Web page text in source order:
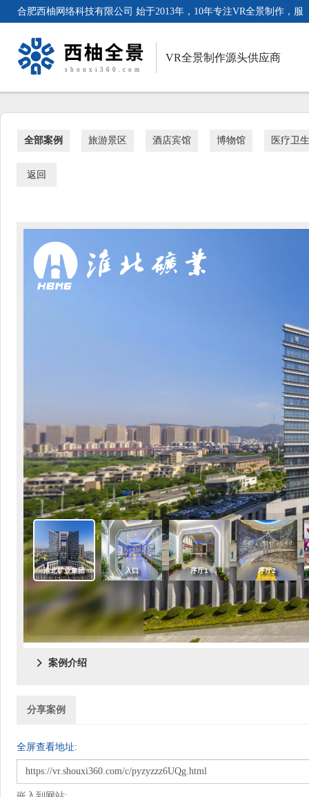
合肥西柚网络科技有限公司 始于2013年，10年专注VR全景制作，服
VR全景制作源头供应商
全部案例 旅游景区 酒店宾馆 博物馆 医疗卫生
返回
案例介绍

分享案例
全屏查看地址: